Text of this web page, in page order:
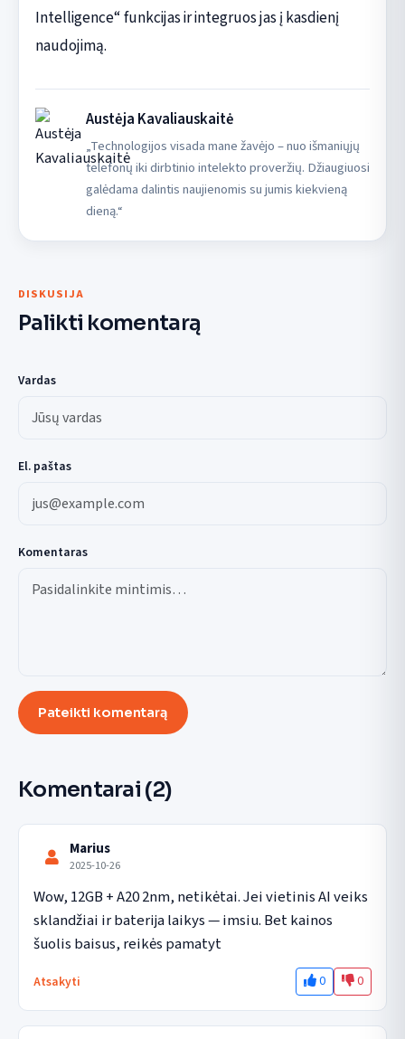
Intelligence“ funkcijas ir integruos jas į kasdienį
naudojimą.
Austėja Kavaliauskaitė
„Technologijos visada mane žavėjo – nuo išmaniųjų
telefonų iki dirbtinio intelekto proveržių. Džiaugiuosi
galėdama dalintis naujienomis su jumis kiekvieną
dieną.“
DISKUSIJA
Palikti komentarą
Vardas
El. paštas
Komentaras
Pateikti komentarą
Komentarai (2)
Marius
2025-10-26
Wow, 12GB + A20 2nm, netikėtai. Jei vietinis AI veiks
sklandžiai ir baterija laikys — imsiu. Bet kainos
šuolis baisus, reikės pamatyt
Atsakyti 0 0